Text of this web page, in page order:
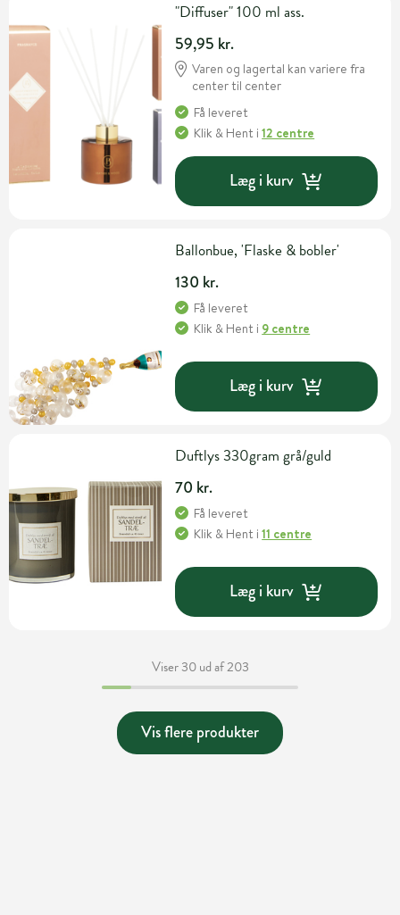
"Diffuser" 100 ml ass.
59,95 kr.
Varen og lagertal kan variere fra
center til center
Få leveret
Klik & Hent i12 centre
Læg i kurv
Ballonbue, 'Flaske & bobler'
130 kr.
Få leveret
Klik & Hent i 9 centre
Læg i kurv
Duftlys 330gram grå/guld
70 kr.
Få leveret
Klik & Hent i11 centre
Læg i kurv
Viser 30 ud af 203
Vis flere produkter